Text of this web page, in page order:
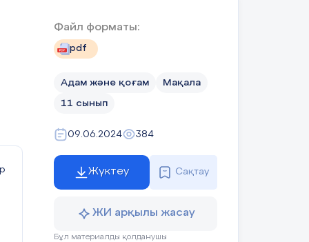
Файл форматы:
pdf
Адам және қоғам Мақала
11 сынып
09.06.2024 384
Жүктеу Сақтау
ЖИ арқылы жасау
Бұл материалды қолданушы